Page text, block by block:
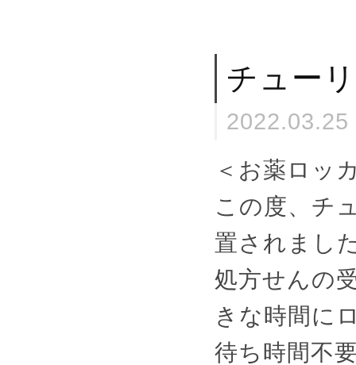
チュー
＜お薬ロッ
この度、チ
置されまし
処方せんの
きな時間に
待ち時間不